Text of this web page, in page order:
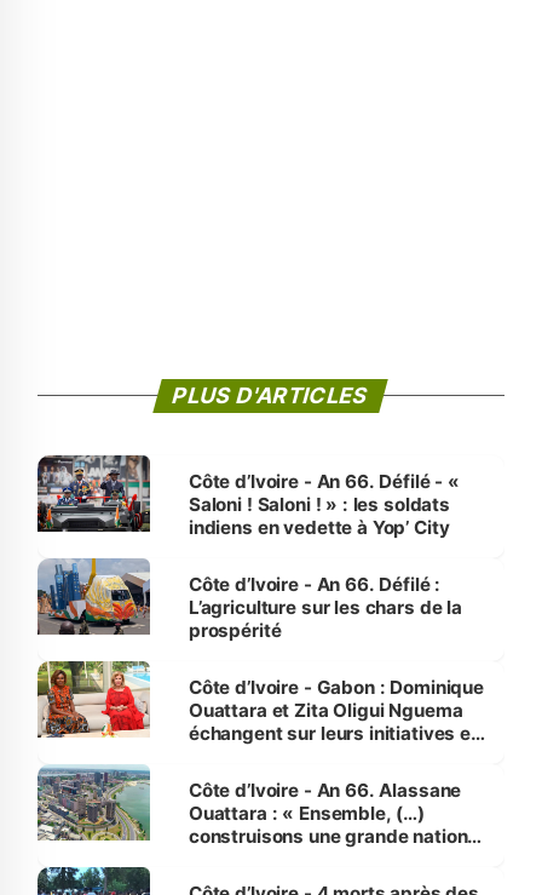
PLUS D'ARTICLES
Côte d’Ivoire - An 66. Défilé - «
Saloni ! Saloni ! » : les soldats
indiens en vedette à Yop’ City
Côte d’Ivoire - An 66. Défilé :
L’agriculture sur les chars de la
prospérité
Côte d’Ivoire - Gabon : Dominique
Ouattara et Zita Oligui Nguema
échangent sur leurs initiatives en
enfants
Côte d’Ivoire - An 66. Alassane
Ouattara : « Ensemble, (…)
construisons une grande nation
générations futures »